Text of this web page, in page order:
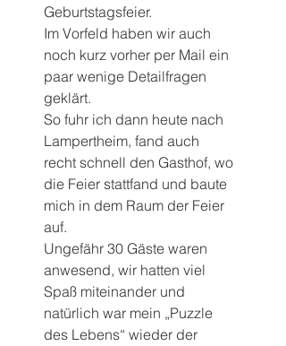
Geburtstagsfeier.
Im Vorfeld haben wir auch
noch kurz vorher per Mail ein
paar wenige Detailfragen
geklärt.
So fuhr ich dann heute nach
Lampertheim, fand auch
recht schnell den Gasthof, wo
die Feier stattfand und baute
mich in dem Raum der Feier
auf.
Ungefähr 30 Gäste waren
anwesend, wir hatten viel
Spaß miteinander und
natürlich war mein „Puzzle
des Lebens“ wieder der